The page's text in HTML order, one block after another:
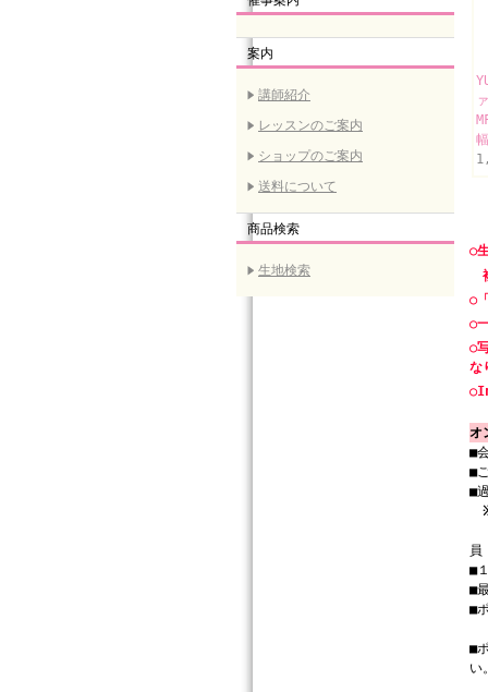
案内
講師紹介
レッスンのご案内
ショップのご案内
送料について
商品検索
生地検索
○
○
○
○
な
オ
■
■
■
員
■
■
■
■
い